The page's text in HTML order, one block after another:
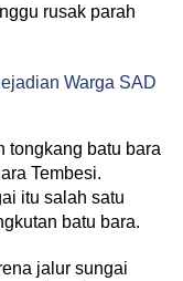
rusak parah
Warga SAD
tongkang batu bara
Tembesi.
itu salah satu
batu bara.
jalur sungai